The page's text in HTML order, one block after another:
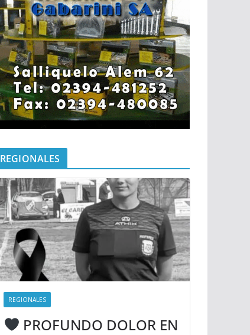
REGIONALES
REGIONALES
PROFUNDO DOLOR EN